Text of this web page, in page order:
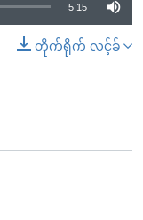
5:15
တိုက်ရိုက် လင့်ခ်